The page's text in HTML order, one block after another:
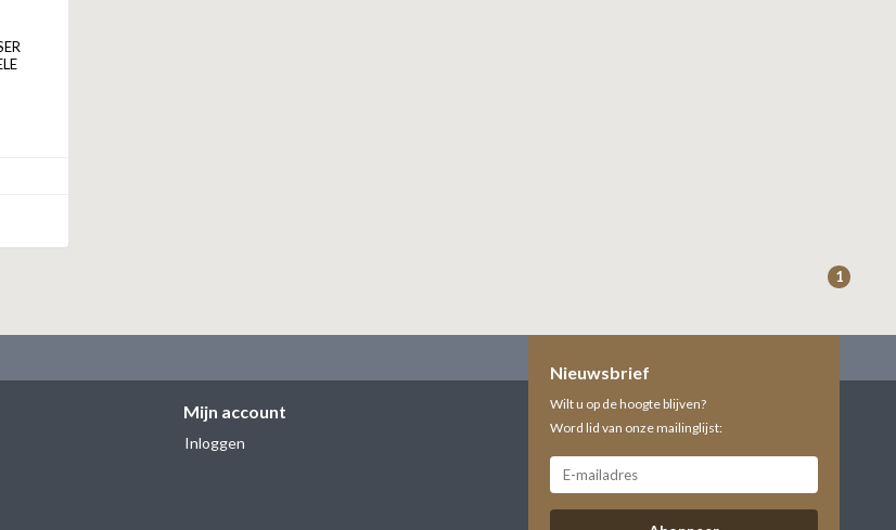
1
Mijn account
Inloggen
Nieuwsbrief
Wilt u op de hoogte blijven?
Word lid van onze mailinglijst: